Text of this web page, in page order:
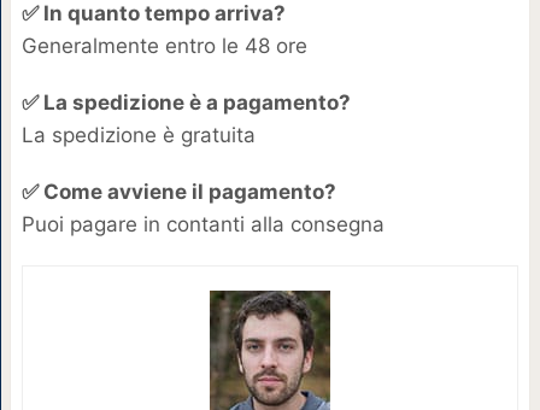
✅ In quanto tempo arriva?
Generalmente entro le 48 ore
✅ La spedizione è a pagamento?
La spedizione è gratuita
✅ Come avviene il pagamento?
Puoi pagare in contanti alla consegna